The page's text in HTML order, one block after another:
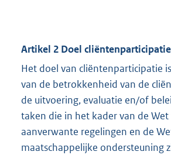
Artikel 2 Doel cliëntenparticipatie
Het doel van cliëntenparticipatie
van de betrokkenheid van de
de uitvoering, evaluatie en/of
taken die in het kader van de
aanverwante regelingen en de
maatschappelijke ondersteuning